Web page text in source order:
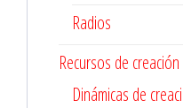
Radios
Recursos de creación
Dinámicas de